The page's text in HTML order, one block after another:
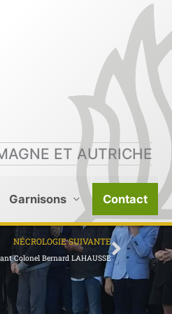
ET AUTRICHE
Garnisons Contact
NÉCROLOGIE SUIVANTE
Colonel Bernard LAHAUSSE
Suivant